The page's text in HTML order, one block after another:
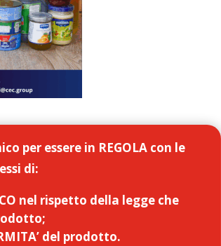
per essere in REGOLA con le
di:
nel rispetto della legge che
del prodotto.